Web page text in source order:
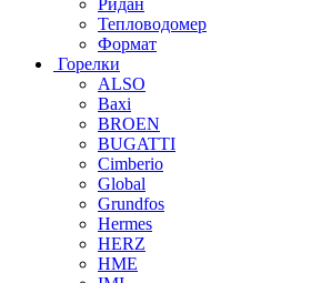
Тепловодомер
Формат
Горелки
ALSO
Baxi
BROEN
BUGATTI
Cimberio
Global
Grundfos
Hermes
HERZ
HME